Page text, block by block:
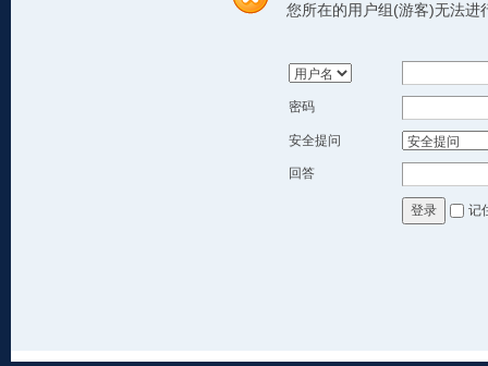
您所在的用户组(游客)无法进
密码
安全提问
回答
登录 记